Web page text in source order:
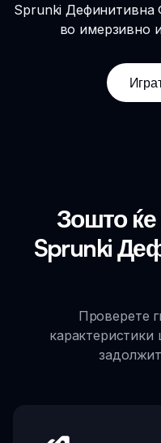
Sprunki Дефинитивна
во имерзивно
Зошто ќе
Sprunki
Проверете
карактеристики